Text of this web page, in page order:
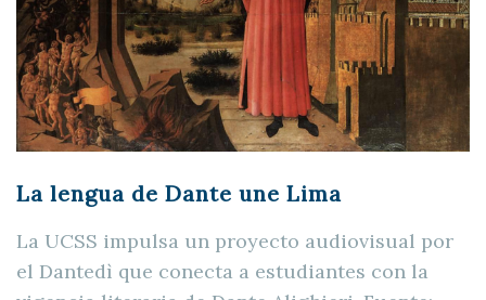
La lengua de Dante une Lima
La UCSS impulsa un proyecto audiovisual por
el Dantedì que conecta a estudiantes con la